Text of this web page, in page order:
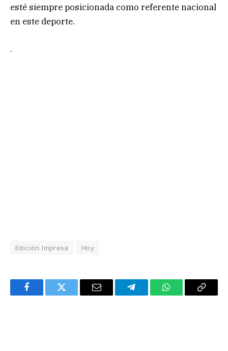
esté siempre posicionada como referente nacional
en este deporte.
.
Edición Impresa Hoy
FacebookTwitter Email TelegramWhatsAppCopy